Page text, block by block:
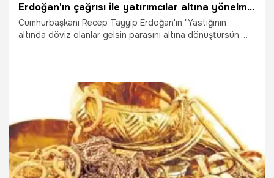
Erdoğan'ın çağrısı ile yatırımcılar altına yönelmeye başladı
Cumhurbaşkanı Recep Tayyip Erdoğan'ın "Yastığının
altında döviz olanlar gelsin parasını altına dönüştürsün,
5.12.2016 Ekonomi